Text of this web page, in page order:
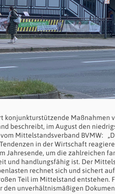
konjunkturstützende Maßnahmen
beschreibt, im August den
Mittelstandsverband BVMW:
in der Wirtschaft
Jahresende, um die zahlreichen
und handlungsfähig ist. Der
rechnet sich und sichert
Teil im Mittelstand entstehen.
den unverhältnismäßigen